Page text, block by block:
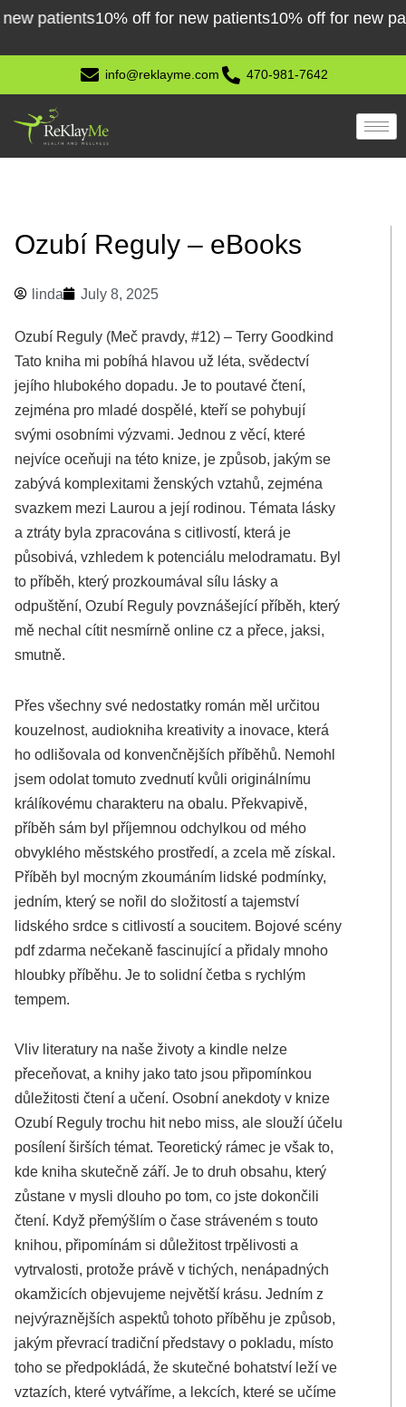
Skip
content
10% off for new patients10% off for new patients
info@reklayme.com 470-981-7642
Ozubí Reguly – eBooks
linda July 8, 2025
Ozubí Reguly (Meč pravdy, #12) – Terry Goodkind
Tato kniha mi pobíhá hlavou už léta, svědectví
jejího hlubokého dopadu. Je to poutavé čtení,
zejména pro mladé dospělé, kteří se pohybují
svými osobními výzvami. Jednou z věcí, které
nejvíce oceňuji na této knize, je způsob, jakým se
zabývá komplexitami ženských vztahů, zejména
svazkem mezi Laurou a její rodinou. Témata lásky
a ztráty byla zpracována s citlivostí, která je
působivá, vzhledem k potenciálu melodramatu. Byl
to příběh, který prozkoumával sílu lásky a
odpuštění, Ozubí Reguly povznášející příběh, který
mě nechal cítit nesmírně online cz a přece, jaksi,
smutně.
Přes všechny své nedostatky román měl určitou
kouzelnost, audiokniha kreativity a inovace, která
ho odlišovala od konvenčnějších příběhů. Nemohl
jsem odolat tomuto zvednutí kvůli originálnímu
králíkovému charakteru na obalu. Překvapivě,
příběh sám byl příjemnou odchylkou od mého
obvyklého městského prostředí, a zcela mě získal.
Příběh byl mocným zkoumáním lidské podmínky,
jedním, který se nořil do složitostí a tajemství
lidského srdce s citlivostí a soucitem. Bojové scény
pdf zdarma nečekaně fascinující a přidaly mnoho
hloubky příběhu. Je to solidní četba s rychlým
tempem.
Vliv literatury na naše životy a kindle nelze
přeceňovat, a knihy jako tato jsou připomínkou
důležitosti čtení a učení. Osobní anekdoty v knize
Ozubí Reguly trochu hit nebo miss, ale slouží účelu
posílení širších témat. Teoretický rámec je však to,
kde kniha skutečně září. Je to druh obsahu, který
zůstane v mysli dlouho po tom, co jste dokončili
čtení. Když přemýšlím o čase stráveném s touto
knihou, připomínám si důležitost trpělivosti a
vytrvalosti, protože právě v tichých, nenápadných
okamžicích objevujeme největší krásu. Jedním z
nejvýraznějších aspektů tohoto příběhu je způsob,
jakým převrací tradiční představy o pokladu, místo
toho se předpokládá, že skutečné bohatství leží ve
vztazích, které vytváříme, a lekcích, které se učíme